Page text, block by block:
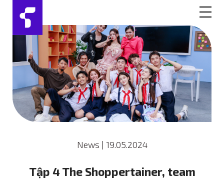
News | 19.05.2024
Tập 4 The Shoppertainer, team